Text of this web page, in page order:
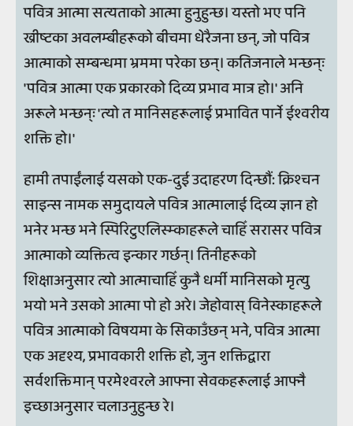
पवित्र आत्मा सत्यताको आत्मा हुनुहुन्छ। यस्तो भए पनि
ख्रीष्टका अवलम्बीहरूको बीचमा धेरैजना छन्, जो पवित्र
आत्माको सम्बन्धमा भ्रममा परेका छन्। कतिजनाले भन्छन्ः
'पवित्र आत्मा एक प्रकारको दिव्य प्रभाव मात्र हो।' अनि
अरूले भन्छन्ः 'त्यो त मानिसहरूलाई प्रभावित पार्ने ईश्वरीय
शक्ति हो।'
हामी तपाईंलाई यसको एक-दुई उदाहरण दिन्छौं: क्रिश्चन
साइन्स नामक समुदायले पवित्र आत्मालाई दिव्य ज्ञान हो
भनेर भन्छ भने स्पिरिटुएलिस्म्काहरूले चाहिँ सरासर पवित्र
आत्माको व्यक्तित्व इन्कार गर्छन्। तिनीहरूको
शिक्षाअनुसार त्यो आत्माचाहिँ कुनै धर्मी मानिसको मृत्यु
भयो भने उसको आत्मा पो हो अरे। जेहोवास् विनेस्काहरूले
पवित्र आत्माको विषयमा के सिकाउँछन् भने, पवित्र आत्मा
एक अदृश्य, प्रभावकारी शक्ति हो, जुन शक्तिद्वारा
सर्वशक्तिमान् परमेश्वरले आफ्ना सेवकहरूलाई आफ्नै
इच्छाअनुसार चलाउनुहुन्छ रे।